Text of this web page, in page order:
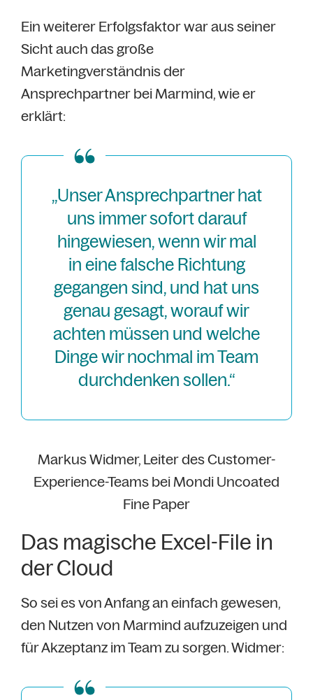
Ein weiterer Erfolgsfaktor war aus seiner
Sicht auch das große
Marketingverständnis der
Ansprechpartner bei Marmind, wie er
erklärt:
„Unser Ansprechpartner hat
uns immer sofort darauf
hingewiesen, wenn wir mal
in eine falsche Richtung
gegangen sind, und hat uns
genau gesagt, worauf wir
achten müssen und welche
Dinge wir nochmal im Team
durchdenken sollen.“
Markus Widmer, Leiter des Customer-
Experience-Teams bei Mondi Uncoated
Fine Paper
Das magische Excel-File in
der Cloud
So sei es von Anfang an einfach gewesen,
den Nutzen von Marmind aufzuzeigen und
für Akzeptanz im Team zu sorgen. Widmer: